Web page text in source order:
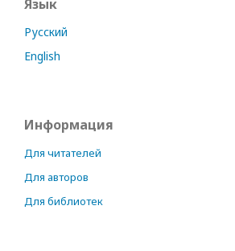
Язык
Русский
English
Информация
Для читателей
Для авторов
Для библиотек